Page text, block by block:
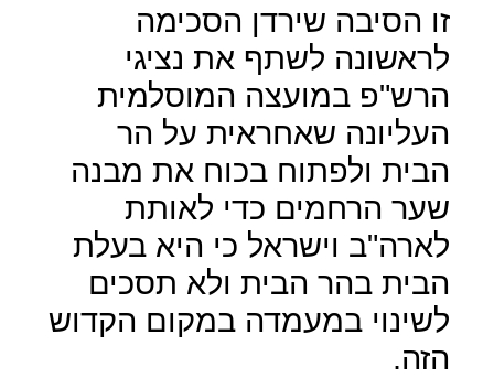
זו הסיבה שירדן הסכימה
לראשונה לשתף את נציגי
הרש"פ במועצה המוסלמית
העליונה שאחראית על הר
הבית ולפתוח בכוח את מבנה
שער הרחמים כדי לאותת
לארה"ב וישראל כי היא בעלת
הבית בהר הבית ולא תסכים
לשינוי במעמדה במקום הקדוש
הזה.